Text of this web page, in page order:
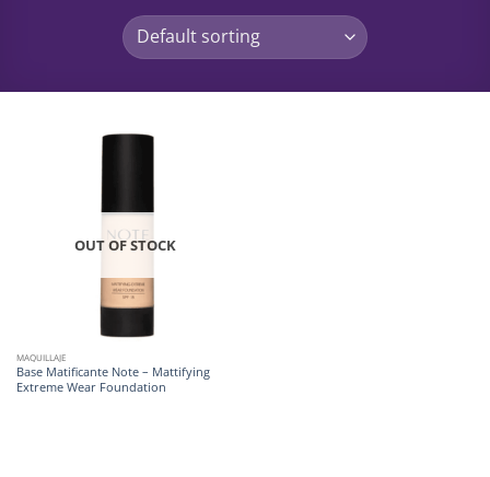
OUT OF STOCK
MAQUILLAJE
Base Matificante Note – Mattifying
Extreme Wear Foundation